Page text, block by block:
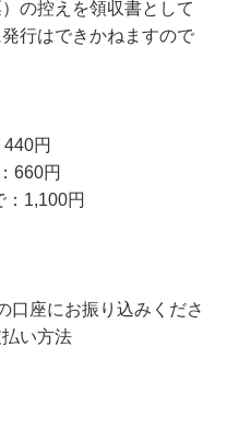
の控えを領収書として
行はできかねますので
円
660円
：1,100円
口座にお振り込みくださ
い方法